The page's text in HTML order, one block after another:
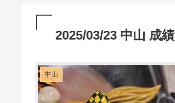
2025/03/23 中山 成績
中山